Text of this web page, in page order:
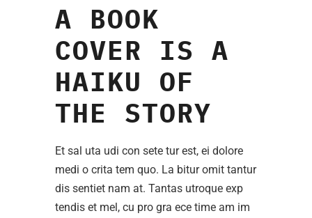
A BOOK
COVER IS A
HAIKU OF
THE STORY
Et sal uta udi con sete tur est, ei dolore
medi o crita tem quo. La bitur omit tantur
dis sentiet nam at. Tantas utroque exp
tendis et mel, cu pro gra ece time am im